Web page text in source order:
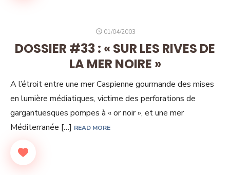
POSTED
01/04/2003
DOSSIER #33 : « SUR LES RIVES DE
LA MER NOIRE »
A l’étroit entre une mer Caspienne gourmande des mises
en lumière médiatiques, victime des perforations de
gargantuesques pompes à « or noir », et une mer
Méditerranée […] READ MORE